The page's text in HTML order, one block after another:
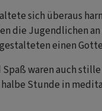
sich überaus
die Jugendlichen
einen
waren auch
Stunde in